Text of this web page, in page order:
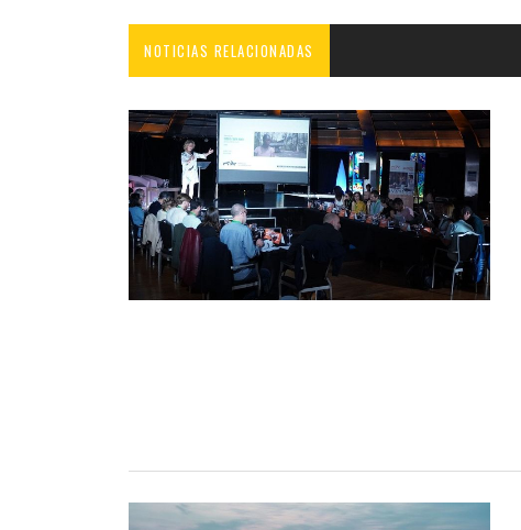
NOTICIAS RELACIONADAS